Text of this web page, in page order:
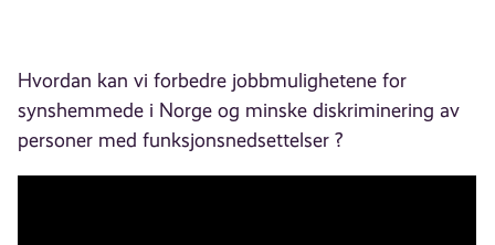
Hvordan kan vi forbedre jobbmulighetene for
synshemmede i Norge og minske diskriminering av
personer med funksjonsnedsettelser ?